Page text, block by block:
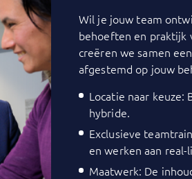
Wil je jouw team
behoeften en praktijk
creëren we samen
afgestemd op jouw
Locatie naar
hybride.
Exclusieve
en werken aan
Maatwerk: De